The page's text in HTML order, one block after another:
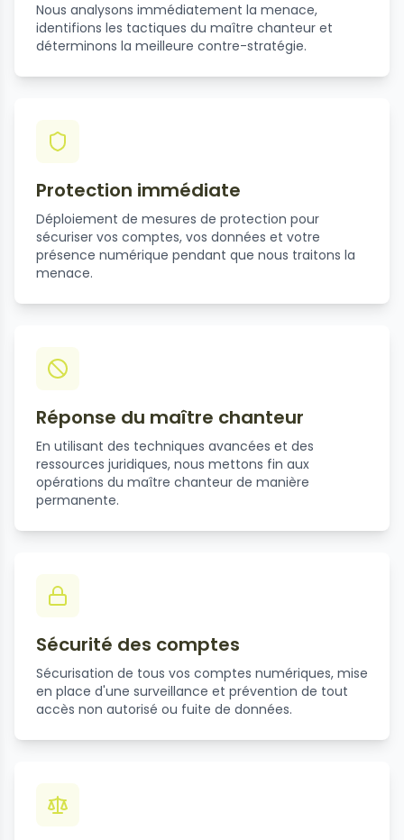
Nous analysons immédiatement la menace,
identifions les tactiques du maître chanteur et
déterminons la meilleure contre-stratégie.
Protection immédiate
Déploiement de mesures de protection pour
sécuriser vos comptes, vos données et votre
présence numérique pendant que nous traitons la
menace.
Réponse du maître chanteur
En utilisant des techniques avancées et des
ressources juridiques, nous mettons fin aux
opérations du maître chanteur de manière
permanente.
Sécurité des comptes
Sécurisation de tous vos comptes numériques, mise
en place d'une surveillance et prévention de tout
accès non autorisé ou fuite de données.